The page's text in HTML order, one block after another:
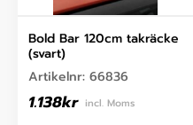
Bold Bar 120cm takräcke
(svart)
Artikelnr: 66836
1.138kr incl. Moms